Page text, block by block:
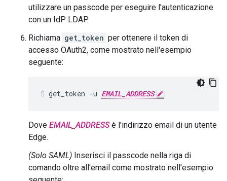
utilizzare un passcode per eseguire l'autenticazione
con un IdP LDAP.
Richiama get_token per ottenere il token di
accesso OAuth2, come mostrato nell'esempio
seguente:
get_token -u EMAIL_ADDRESS
Dove EMAIL_ADDRESSè l'indirizzo email di un utente
Edge.
(Solo SAML) Inserisci il passcode nella riga di
comando oltre all'email come mostrato nell'esempio